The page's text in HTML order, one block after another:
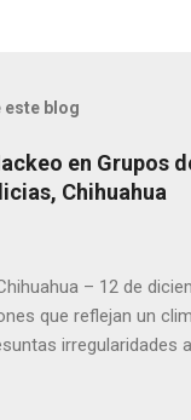
este blog
en Grupos
Chihuahua
– 12 de
que reflejan un
irregularidades
Andrea Chávez,